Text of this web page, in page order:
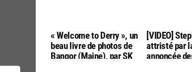
« Welcome to Derry », un
beau livre de photos de
Bangor (Maine), par SK
[VIDEO]
attristé par
annoncée